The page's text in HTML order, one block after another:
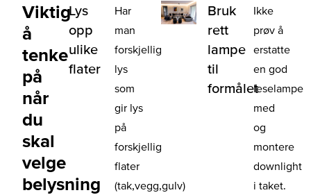
Viktig
å
tenke
på
når
du
skal
velge
belysning
Lys
opp
ulike
flater
Har
man
forskjellig
lys
som
gir lys
på
forskjellig
flater
(tak,vegg,gulv)
Bruk
rett
lampe
til
formålet
Ikke
prøv å
erstatte
en god
leselampe
med
og
montere
downlight
i taket.